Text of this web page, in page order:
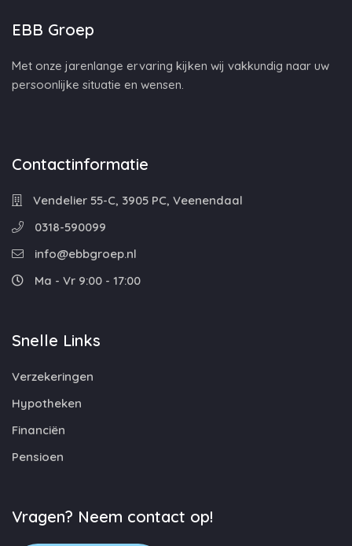
EBB Groep
Met onze jarenlange ervaring kijken wij vakkundig naar uw
persoonlijke situatie en wensen.
Contactinformatie
Vendelier 55-C, 3905 PC, Veenendaal
0318-590099
info@ebbgroep.nl
Ma - Vr 9:00 - 17:00
Snelle Links
Verzekeringen
Hypotheken
Financiën
Pensioen
Vragen? Neem contact op!